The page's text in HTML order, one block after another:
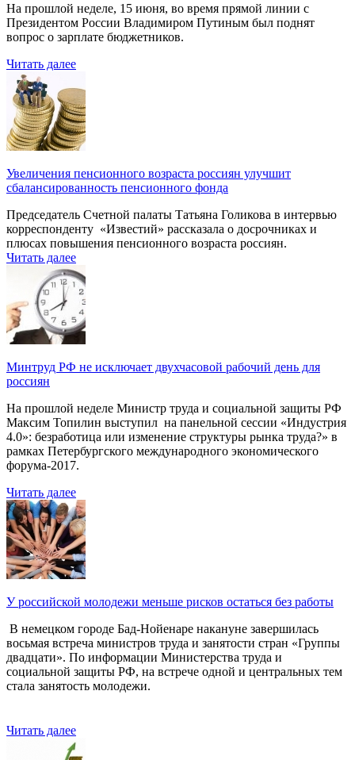
На прошлой неделе, 15 июня, во время прямой линии с
Президентом России Владимиром Путиным был поднят
вопрос о зарплате бюджетников.
Читать далее
Увеличения пенсионного возраста россиян улучшит
сбалансированность пенсионного фонда
Председатель Счетной палаты Татьяна Голикова в интервью
корреспонденту «Известий» рассказала о досрочниках и
плюсах повышения пенсионного возраста россиян.
Читать далее
Минтруд РФ не исключает двухчасовой рабочий день для
россиян
На прошлой неделе Министр труда и социальной защиты РФ
Максим Топилин выступил на панельной сессии «Индустрия
4.0»: безработица или изменение структуры рынка труда?» в
рамках Петербургского международного экономического
форума-2017.
Читать далее
У российской молодежи меньше рисков остаться без работы
В немецком городе Бад-Нойенаре накануне завершилась
восьмая встреча министров труда и занятости стран «Группы
двадцати». По информации Министерства труда и
социальной защиты РФ, на встрече одной и центральных тем
стала занятость молодежи.
Читать далее